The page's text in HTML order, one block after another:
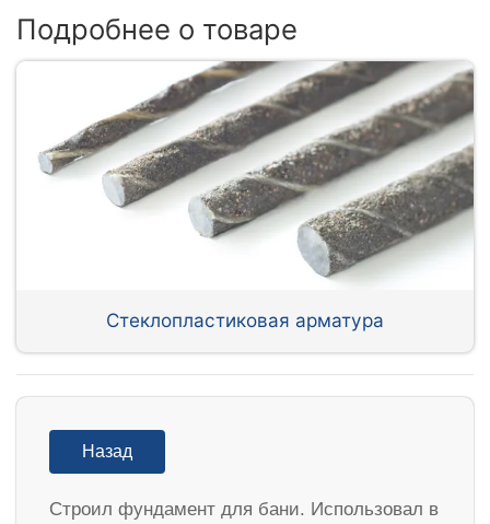
Подробнее о товаре
Стеклопластиковая арматура
Назад
Строил фундамент для бани. Использовал в